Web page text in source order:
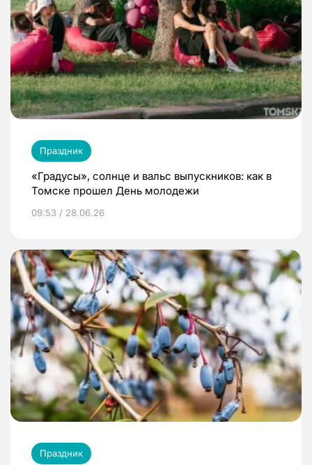
Праздник
«Градусы», солнце и вальс выпускников: как в
Томске прошел День молодежи
09:53 / 28.06.26
Праздник